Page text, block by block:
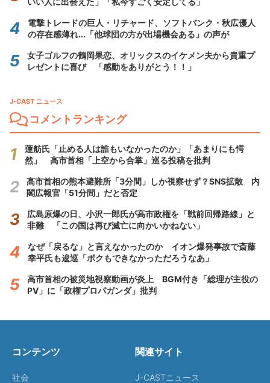
電撃トレードの巨人・リチャード、ソフトバンク・秋広優人
の存在感薄れ...「他球団の方が出場機会ある」の声が
女子ゴルフの鶴岡果恋、オリックスのイケメン夫から貴重プ
レゼントに喜び 「感動をありがとう！！」
J-CAST ニュース
コメントランキング
蓮舫氏「止める人は誰もいなかったのか」「あまりにも愕
然」 高市首相「上空から合掌」巡る投稿を批判
高市首相の熊本避難所「3分間」しか視察せず？SNS拡散 内
閣広報官「51分間」だと否定
広島原爆の日、小沢一郎氏が高市政権を「戦前回帰路線」と
非難 「この国は再び滅亡に向かいかねない」
なぜ「戻るな」と言えなかったのか イオン爆発事故で斎藤
幸平氏も逡巡「ボクもできなかっただろうなあ」
高市首相の被災地視察動画が炎上 BGM付き「総理が主役の
PV」に「政権プロパガンダ」批判
コンテンツ
社会
関連サイト
J-CASTニュース